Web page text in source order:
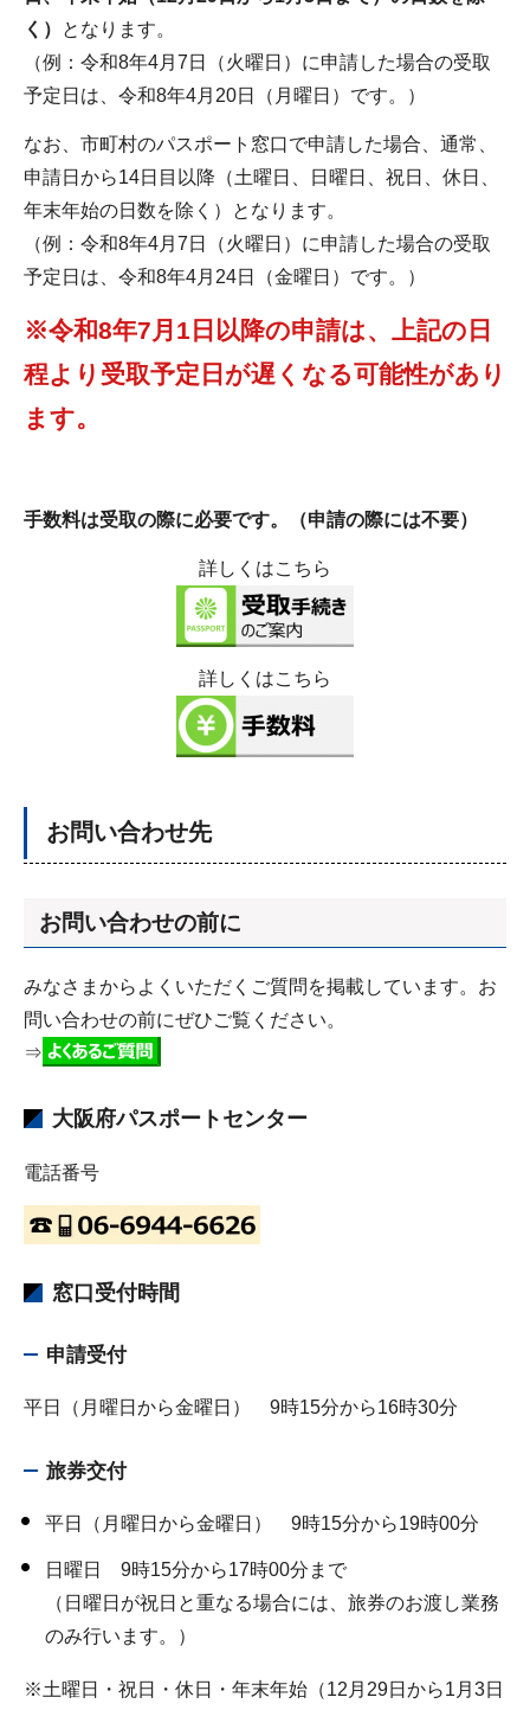
く）
となります。
（例：令和8年4月7日（火曜日）に申請した場合の受取
予定日は、令和8年4月20日（月曜日）です。）
なお、市町村のパスポート窓口で申請した場合、通常、
申請日から14日目以降（土曜日、日曜日、祝日、休日、
年末年始の日数を除く）となります。
（例：令和8年4月7日（火曜日）に申請した場合の受取
予定日は、令和8年4月24日（金曜日）です。）
※令和8年7月1日以降の申請は、上記の日
程より受取予定日が遅くなる可能性があり
ます。
手数料は受取の際に必要です。（申請の際には不要）
詳しくはこちら
詳しくはこちら
お問い合わせ先
お問い合わせの前に
みなさまからよくいただくご質問を掲載しています。お
問い合わせの前にぜひご覧ください。
⇒
大阪府パスポートセンター
電話番号
窓口受付時間
申請受付
平日（月曜日から金曜日） 9時15分から16時30分
旅券交付
平日（月曜日から金曜日） 9時15分から19時00分
日曜日 9時15分から17時00分まで
（日曜日が祝日と重なる場合には、旅券のお渡し業務
のみ行います。）
※土曜日・祝日・休日・年末年始（12月29日から1月3日